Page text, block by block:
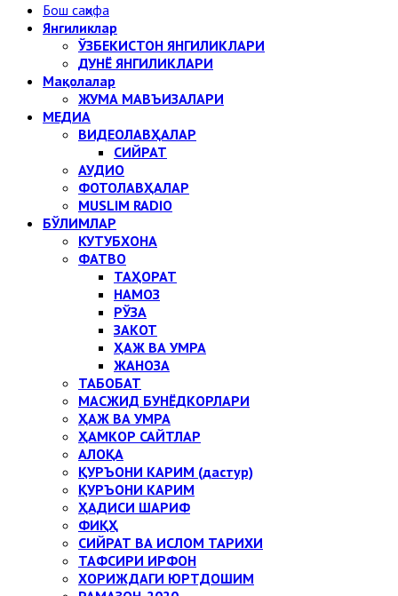
Бош саҳифа
Янгиликлар
ЎЗБЕКИСТОН ЯНГИЛИКЛАРИ
ДУНЁ ЯНГИЛИКЛАРИ
Мақолалар
ЖУМА МАВЪИЗАЛАРИ
МЕДИА
ВИДЕОЛАВҲАЛАР
СИЙРАТ
АУДИО
ФОТОЛАВҲАЛАР
MUSLIM RADIO
БЎЛИМЛАР
КУТУБХОНА
ФАТВО
ТАҲОРАТ
НАМОЗ
РЎЗА
ЗАКОТ
ҲАЖ ВА УМРА
ЖАНОЗА
ТАБОБАТ
МАСЖИД БУНЁДКОРЛАРИ
ҲАЖ ВА УМРА
ҲАМКОР САЙТЛАР
АЛОҚА
ҚУРЪОНИ КАРИМ (дастур)
ҚУРЪОНИ КАРИМ
ҲАДИСИ ШАРИФ
ФИҚҲ
СИЙРАТ ВА ИСЛОМ ТАРИХИ
ТАФСИРИ ИРФОН
ХОРИЖДАГИ ЮРТДОШИМ